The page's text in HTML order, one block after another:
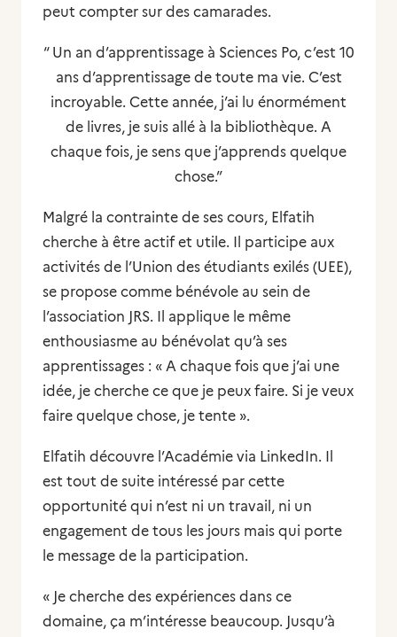
peut compter sur des camarades.
“ Un an d’apprentissage à Sciences Po, c’est 10
ans d’apprentissage de toute ma vie. C’est
incroyable. Cette année, j’ai lu énormément
de livres, je suis allé à la bibliothèque. A
chaque fois, je sens que j’apprends quelque
chose.”
Malgré la contrainte de ses cours, Elfatih
cherche à être actif et utile. Il participe aux
activités de l’Union des étudiants exilés (UEE),
se propose comme bénévole au sein de
l’association JRS. Il applique le même
enthousiasme au bénévolat qu’à ses
apprentissages : « A chaque fois que j’ai une
idée, je cherche ce que je peux faire. Si je veux
faire quelque chose, je tente ».
Elfatih découvre l’Académie via LinkedIn. Il
est tout de suite intéressé par cette
opportunité qui n’est ni un travail, ni un
engagement de tous les jours mais qui porte
le message de la participation.
« Je cherche des expériences dans ce
domaine, ça m’intéresse beaucoup. Jusqu’à